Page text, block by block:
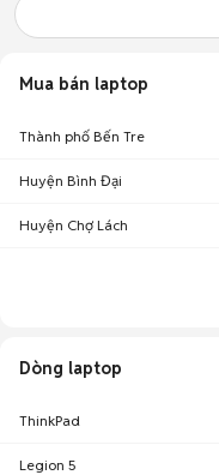
Mua bán laptop
Thành phố Bến Tre
Huyện Bình Đại
Huyện Chợ Lách
Dòng laptop
ThinkPad
Legion 5